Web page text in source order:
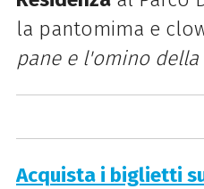
la pantomima e
pane e l'omino della
Acquista i biglietti